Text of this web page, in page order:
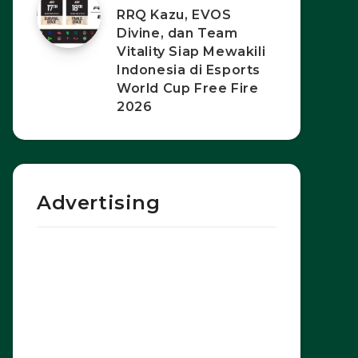
RRQ Kazu, EVOS
Divine, dan Team
Vitality Siap Mewakili
Indonesia di Esports
World Cup Free Fire
2026
Advertising